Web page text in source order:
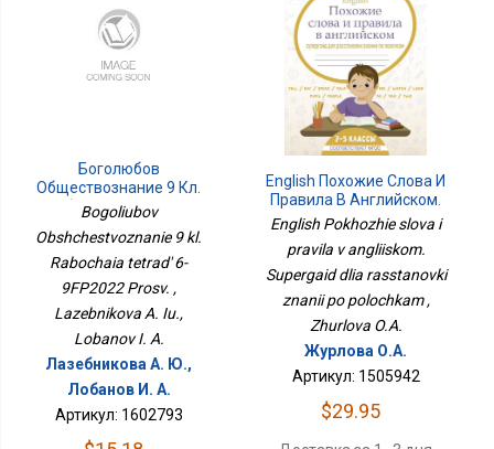
Боголюбов
Обществознание 9 Кл.
Рабочая Тетрадь 6-
9ФП2022 Просв.
Bogoliubov
Obshchestvoznanie 9 kl.
Rabochaia tetrad' 6-
9FP2022 Prosv. ,
Lazebnikova A. Iu.,
Lobanov I. A.
Лазебникова А. Ю.,
Лобанов И. А.
Артикул: 1602793
English Похожие Слова И
Правила В Английском.
Супергайд Для
Расстановки Знаний По
Полочкам
English Pokhozhie slova i
pravila v angliiskom.
Supergaid dlia rasstanovki
znanii po polochkam ,
Zhurlova O.A.
Журлова О.А.
Артикул: 1505942
$29.95